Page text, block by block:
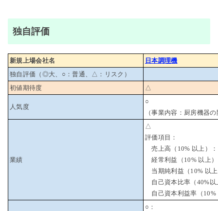
独自評価
新規上場会社名
日本調理機
独自評価（◎大、○：普通、△：リスク）
初値期待度
△
人気度
○
（事業内容：厨房機器
業績
△
評価項目：
売上高（10% 以上）
経常利益（10% 以上
当期純利益（10% 以
自己資本比率（40%以
自己資本利益率（
○：